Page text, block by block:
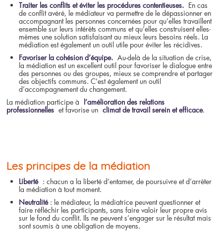
Traiter les conflits et éviter les procédures contentieuses. En cas
de conflit avéré, le médiateur va permettre de le dépassionner en
accompagnant les personnes concernées pour qu’elles travaillent
ensemble sur leurs intérêts communs et qu’elles construisent elles-
mêmes une solution satisfaisant au mieux leurs besoins réels. La
médiation est également un outil utile pour éviter les récidives.
Favoriser la cohésion d’équipe. Au-delà de la situation de crise,
la médiation est un excellent outil pour favoriser le dialogue entre
des personnes ou des groupes, mieux se comprendre et partager
des objectifs communs. C’est également un outil
d’accompagnement du changement.
La médiation participe à l’amélioration des relations
professionnelles et favorise un climat de travail serein et efficace.
Les principes de la médiation
Liberté: chacun a la liberté d’entamer, de poursuivre et d’arrêter
la médiation à tout moment.
Neutralité: le médiateur, la médiatrice peuvent questionner et
faire réfléchir les participants, sans faire valoir leur propre avis
sur le fond du conflit. Ils ne peuvent s’engager sur le résultat mais
sont soumis à une obligation de moyens.